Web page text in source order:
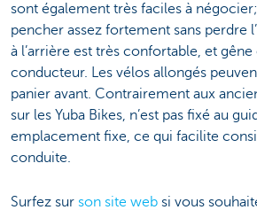
sont également très faciles à
pencher assez fortement sans perdre
à l’arrière est très confortable, et
conducteur. Les vélos allongés
panier avant. Contrairement aux
sur les Yuba Bikes, n’est pas fixé au
emplacement fixe, ce qui facilite
conduite.
Surfez sur son site web si vous